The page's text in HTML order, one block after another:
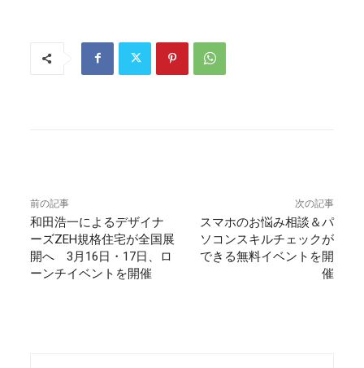
前の記事
和田浩一によるデザイナ
ーズZEH規格住宅が全国展
開へ 3月16日・17日、ロ
ーンチイベントを開催
次の記事
スマホのお悩み相談＆パ
ソコンスキルチェックが
できる無料イベントを開
催